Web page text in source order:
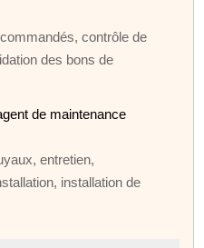
contrôle de
des bons de
de maintenance
entretien,
installation de